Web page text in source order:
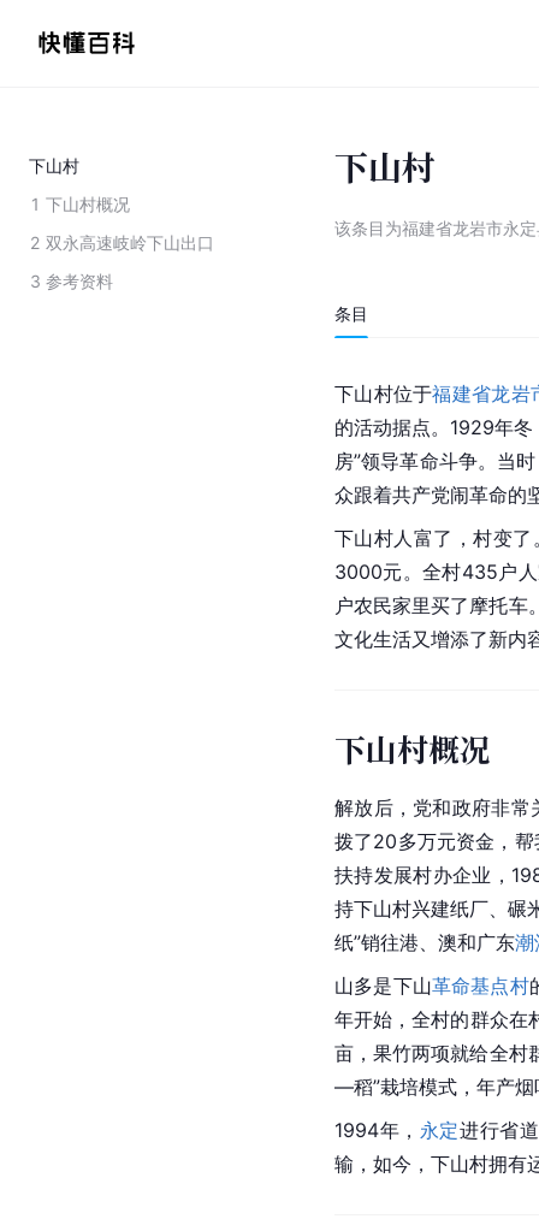
下山村
1 下山村概况
2 双永高速岐岭下山出口
3 参考资料
下山村
该条目为福建省龙岩市永
条目
下山村位于福建省龙岩
的活动据点。1929年
房”领导革命斗争。当
众跟着共产党闹革命的
下山村人富了，村变
3000元。全村435户
户农民家里买了摩托
文化生活又增添了新内
下山村概况
解放后，党和政府非常
拨了20多万元资金，
扶持发展村办企业，
持下山村兴建纸厂、碾
纸”销往港、澳和广东潮
山多是下山革命基点村
年开始，全村的群众在
亩，果竹两项就给全村
—稻”栽培模式，年产
1994年， 永定进行省
输，如今，下山村拥有